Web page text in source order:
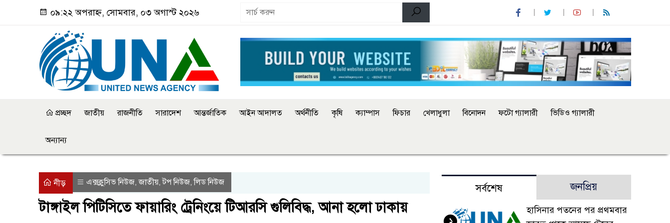
০৯:২২ অপরাহ্ন, সোমবার, ০৩ অগাস্ট ২০২৬
প্রচ্ছদ জাতীয় রাজনীতি সারাদেশ আন্তর্জাতিক আইন আদালত অর্থনীতি কৃষি ক্যাম্পাস ফিচার খেলাধুলা বিনোদন ফটো গ্যালারী ভিডিও গ্যালারী
অন্যান্য
নীড় এক্সক্লুসিভ নিউজ ,জাতীয় ,টপ নিউজ ,লিড নিউজ
টাঙ্গাইল পিটিসিতে ফায়ারিং ট্রেনিংয়ে টিআরসি গুলিবিদ্ধ, আনা হলো ঢাকায়
সর্বশেষ জনপ্রিয়
হাসিনার পতনের পর প্রথমবার
১